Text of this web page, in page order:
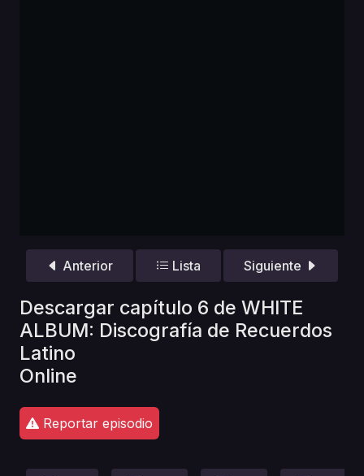
Anterior Lista Siguiente
Descargar capítulo 6 de WHITE
ALBUM: Discografía de Recuerdos
Latino
Online
Reportar episodio